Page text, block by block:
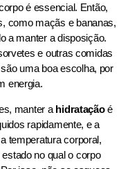
é essencial. Então,
como maçãs e bananas,
a manter a disposição.
e outras comidas
uma boa escolha, por
energia.
manter a hidrataçãoé
rapidamente, e a
temperatura corporal,
no qual o corpo